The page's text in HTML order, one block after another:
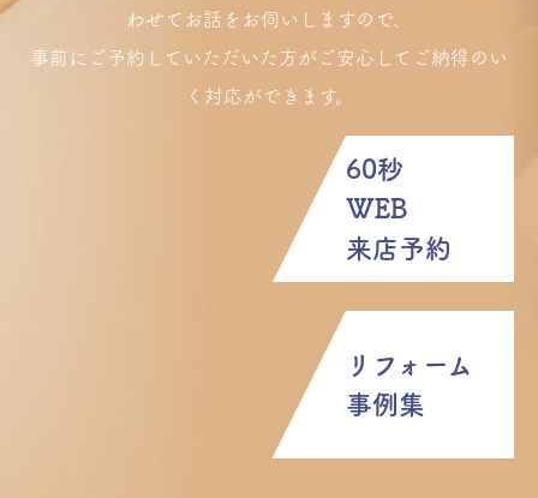
わせてお話をお伺いしますので、
事前にご予約していただいた方がご安心してご納得のい
く対応ができます。
60秒
WEB
来店予約
リフォーム
事例集